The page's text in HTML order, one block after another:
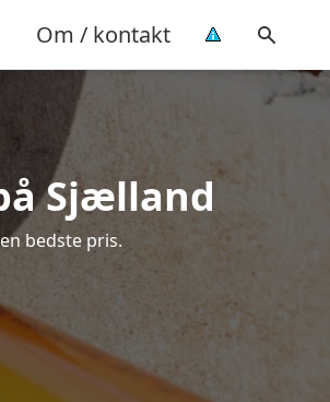
Om / kontakt
Sjælland
bedste pris.